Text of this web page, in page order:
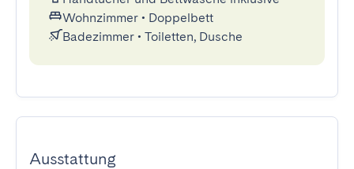
Wohnzimmer • Doppelbett
Badezimmer • Toiletten, Dusche
Ausstattung